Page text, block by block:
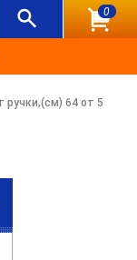
0
ручки,(см) 64 от 5